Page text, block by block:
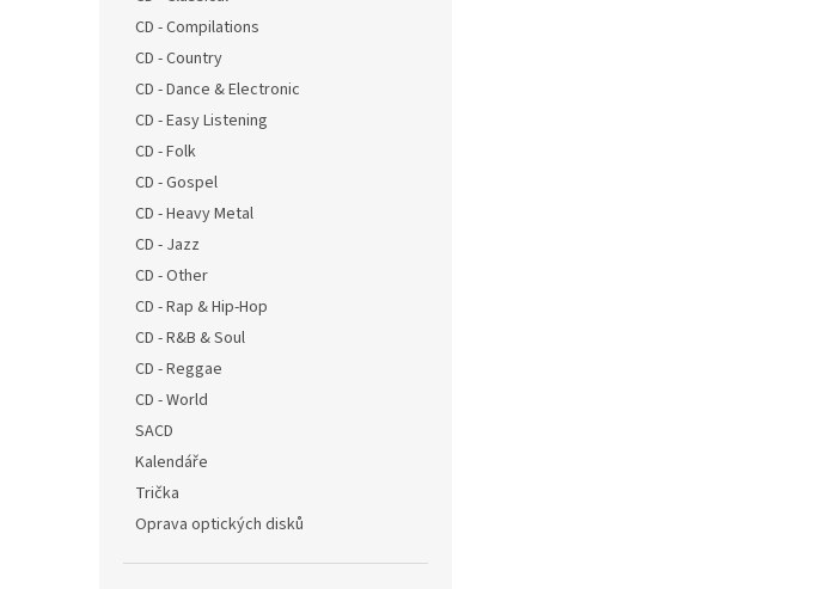
CD - Compilations
CD - Country
CD - Dance & Electronic
CD - Easy Listening
CD - Folk
CD - Gospel
CD - Heavy Metal
CD - Jazz
CD - Other
CD - Rap & Hip-Hop
CD - R&B & Soul
CD - Reggae
CD - World
SACD
Kalendáře
Trička
Oprava optických disků